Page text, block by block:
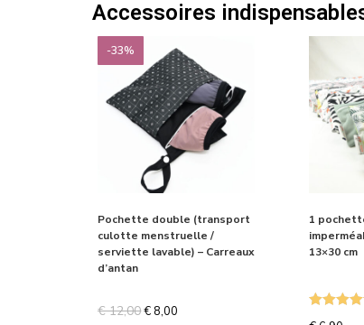
Accessoires
-33%
Pochette double (transport
culotte menstruelle /
serviette lavable) – Carreaux
d’antan
€12,00€ 8,00
1
13×30 cm